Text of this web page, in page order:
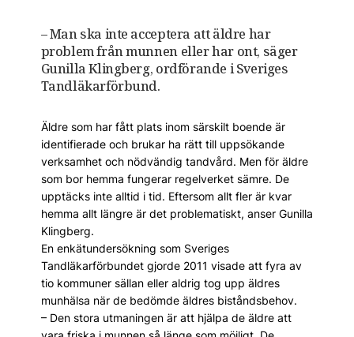
– Man ska inte acceptera att äldre har
problem från munnen eller har ont, säger
Gunilla Klingberg, ordförande i Sveriges
Tandläkarförbund.
Äldre som har fått plats inom särskilt boende är
identifierade och brukar ha rätt till uppsökande
verksamhet och nödvändig tandvård. Men för äldre
som bor hemma fungerar regelverket sämre. De
upptäcks inte alltid i tid. Eftersom allt fler är kvar
hemma allt längre är det problematiskt, anser Gunilla
Klingberg.
En enkätundersökning som Sveriges
Tandläkarförbundet gjorde 2011 visade att fyra av
tio kommuner sällan eller aldrig tog upp äldres
munhälsa när de bedömde äldres biståndsbehov.
– Den stora utmaningen är att hjälpa de äldre att